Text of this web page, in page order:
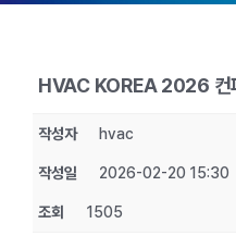
HVAC KOREA 2026 컨
작성자 hvac
작성일 2026-02-20 15:30
조회 1505